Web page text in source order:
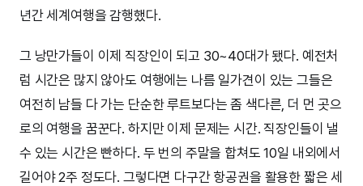
년간 세계여행을 감행했다.
그 낭만가들이 이제 직장인이 되고 30~40대가 됐다. 예전처
럼 시간은 많지 않아도 여행에는 나름 일가견이 있는 그들은
여전히 남들 다 가는 단순한 루트보다는 좀 색다른, 더 먼 곳으
로의 여행을 꿈꾼다. 하지만 이제 문제는 시간. 직장인들이 낼
수 있는 시간은 빤하다. 두 번의 주말을 합쳐도 10일 내외에서
길어야 2주 정도다. 그렇다면 다구간 항공권을 활용한 짧은 세